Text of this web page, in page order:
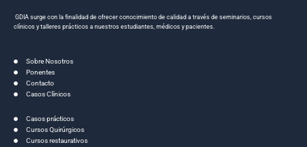
GDIA surge con la finalidad de ofrecer conocimiento de calidad a través de seminarios, cursos
clínicos y talleres prácticos a nuestros estudiantes, médicos y pacientes.
Sobre Nosotros
Ponentes
Contacto
Casos Clínicos
Casos prácticos
Cursos Quirúrgicos
Cursos restaurativos